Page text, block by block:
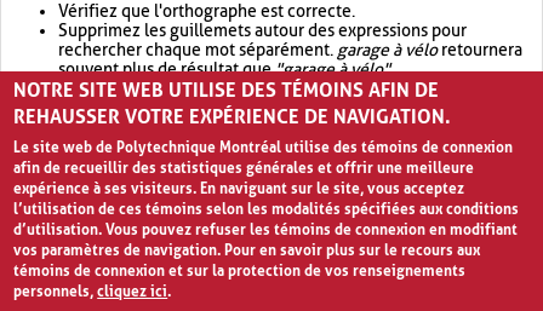
Vérifiez que l'orthographe est correcte.
Supprimez les guillemets autour des expressions pour
rechercher chaque mot séparément. garage à véloretournera
souvent plus de résultat que"garage à vélo".
Envisagez d'élargir votre recherche avec OR.garage OR vélo
retournera souvent plus de résultat quegarage à vélo
NOTRE SITE WEB UTILISE DES TÉMOINS AFIN DE
REHAUSSER VOTRE EXPÉRIENCE DE NAVIGATION.
Le site web de Polytechnique Montréal utilise des témoins de connexion
afin de recueillir des statistiques générales et offrir une meilleure
expérience à ses visiteurs. En naviguant sur le site, vous acceptez
l’utilisation de ces témoins selon les modalités spécifiées aux conditions
d’utilisation. Vous pouvez refuser les témoins de connexion en modifiant
vos paramètres de navigation. Pour en savoir plus sur le recours aux
témoins de connexion et sur la protection de vos renseignements
personnels,cliquez ici.